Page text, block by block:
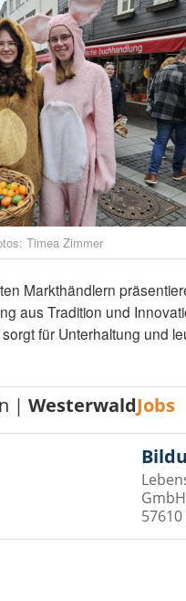
Timea Zimmer
Markthändlern
aus Tradition und
für Unterhaltung und
|WesterwaldJobs
GmbH